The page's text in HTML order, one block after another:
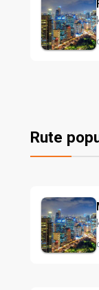
Rute